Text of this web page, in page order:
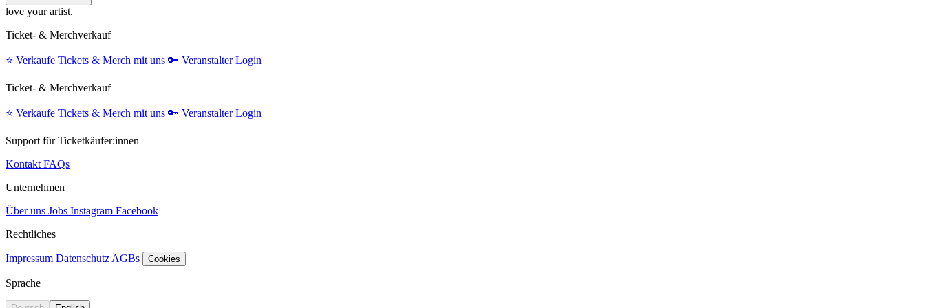
love your artist.
Ticket- & Merchverkauf
⭐️ Verkaufe Tickets & Merch mit uns 🔑 Veranstalter Login
Ticket- & Merchverkauf
⭐️ Verkaufe Tickets & Merch mit uns 🔑 Veranstalter Login
Support für Ticketkäufer:innen
Kontakt FAQs
Unternehmen
Über uns Jobs Instagram Facebook
Rechtliches
Impressum Datenschutz AGBs Cookies
Sprache